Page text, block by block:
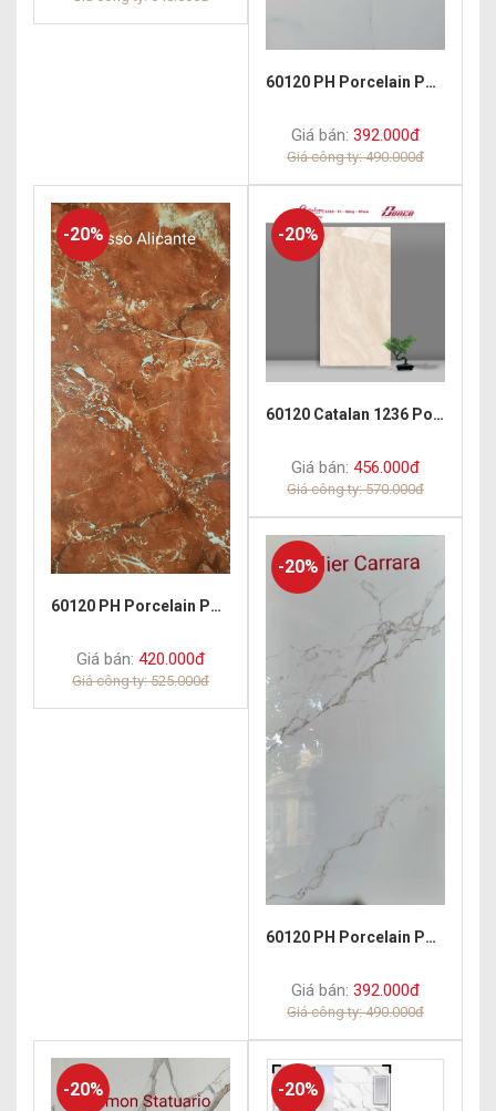
60120 PH Porcelain Polish Carrara Bianco
Giá bán: 392.000đ
Giá công ty: 490.000đ
-20%
60120 PH Porcelain Polish Rosso
Giá bán: 420.000đ
Giá công ty: 525.000đ
-20%
60120 Catalan 1236 Porcelain Polish
Giá bán: 456.000đ
Giá công ty: 570.000đ
-20%
60120 PH Porcelain Polish Alterrier
Giá bán: 392.000đ
Giá công ty: 490.000đ
-20% -20%